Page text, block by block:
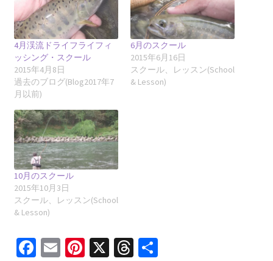
4月渓流ドライフライフィ
ッシング・スクール
2015年4月8日
過去のブログ(Blog2017年7
月以前)
6月のスクール
2015年6月16日
スクール、レッスン(School
& Lesson)
10月のスクール
2015年10月3日
スクール、レッスン(School
& Lesson)
Fa E Pi X T 共